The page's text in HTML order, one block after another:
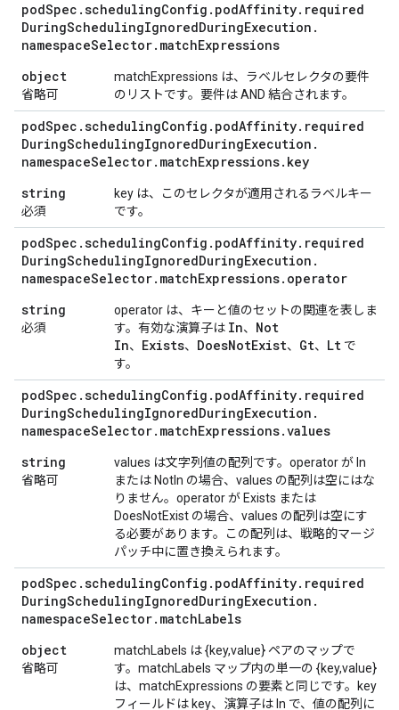
podSpec .schedulingConfig . podAffinity. required
DuringSchedulingIgnoredDuringExecution .
namespaceSelector. matchExpressions
object
省略可
matchExpressions は、ラベルセレクタの要件
のリストです。要件は AND 結合されます。
podSpec .schedulingConfig . podAffinity. required
DuringSchedulingIgnoredDuringExecution .
namespaceSelector. matchExpressions. key
string
必須
key は、このセレクタが適用されるラベルキー
です。
podSpec .schedulingConfig . podAffinity. required
DuringSchedulingIgnoredDuringExecution .
namespaceSelector. matchExpressions. operator
string
必須
operator は、キーと値のセットの関連を表しま
す。有効な演算子は In、 Not
In、 Exists、 DoesNotExist、 Gt、 Lt で
す。
podSpec .schedulingConfig . podAffinity. required
DuringSchedulingIgnoredDuringExecution .
namespaceSelector. matchExpressions.values
string
省略可
values は文字列値の配列です。operator が In
または NotIn の場合、values の配列は空にはな
りません。operator が Exists または
DoesNotExist の場合、values の配列は空にす
る必要があります。この配列は、戦略的マージ
パッチ中に置き換えられます。
podSpec .schedulingConfig . podAffinity. required
DuringSchedulingIgnoredDuringExecution .
namespaceSelector. matchLabels
object
省略可
matchLabels は {key,value} ペアのマップで
す。matchLabels マップ内の単一の {key,value}
は、matchExpressions の要素と同じです。key
フィールドは key、演算子は In で、値の配列に